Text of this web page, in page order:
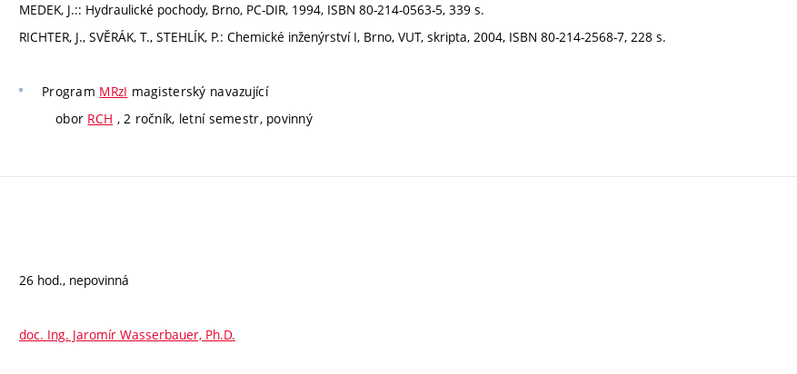
MEDEK, J.:: Hydraulické pochody, Brno, PC-DIR, 1994, ISBN 80-214-0563-5, 339 s.
RICHTER, J., SVĚRÁK, T., STEHLÍK, P.: Chemické inženýrství I, Brno, VUT, skripta, 2004, ISBN 80-214-2568-7, 228 s.
Program MRzI magisterský navazující
obor RCH , 2 ročník, letní semestr, povinný
26 hod., nepovinná
doc. Ing. Jaromír Wasserbauer, Ph.D.